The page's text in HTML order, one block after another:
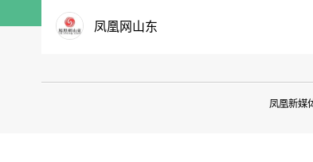
凤凰网山东
凤凰新媒